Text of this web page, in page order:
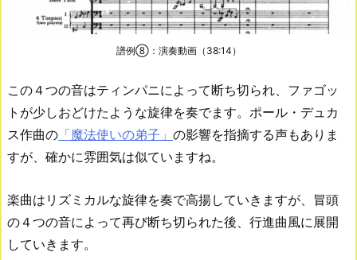
譜例⑧：演奏動画（38:14）
この４つの音はティンパニによって断ち切られ、ファゴッ
トが少しおどけたような旋律を奏でます。ポール・デュカ
ス作曲の 「魔法使いの弟子」 の影響を指摘する声もありま
すが、確かに雰囲気は似ていますね。
楽曲はリズミカルな旋律を奏で高揚していきますが、冒頭
の４つの音によって再び断ち切られた後、行進曲風に展開
していきます。